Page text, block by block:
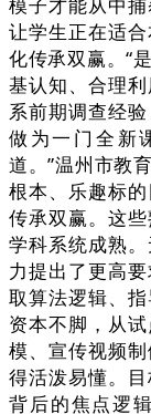
让学生正在适
化传承双赢。“
基认知、合理
系前期调查经
做为一门全新
道。”温州市教
根本、乐趣标
传承双赢。这
学科系统成熟
力提出了更高
取算法逻辑、
资本不脚，从
模、宣传视频
得活泼易懂。
背后的焦点逻